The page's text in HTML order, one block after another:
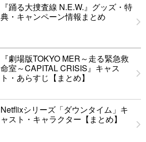
『踊る大捜査線 N.E.W.』グッズ・特
典・キャンペーン情報まとめ
『劇場版TOKYO MER～走る緊急救
命室～CAPITAL CRISIS』キャス
ト・あらすじ【まとめ】
Netflixシリーズ「ダウンタイム」キ
ャスト・キャラクター【まとめ】